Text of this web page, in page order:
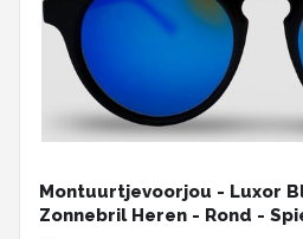
Montuurtjevoorjou - Luxor
Zonnebril Heren - Rond -